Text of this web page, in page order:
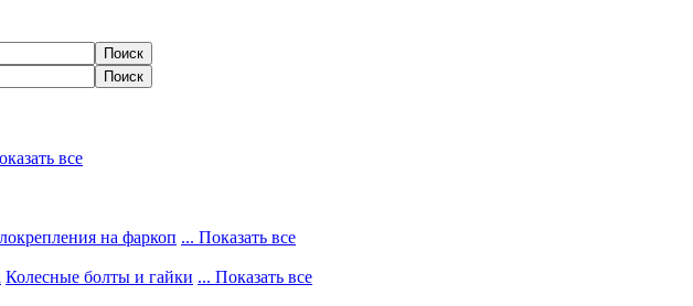
все
на фаркоп ... Показать все
Колесные болты и гайки ... Показать все